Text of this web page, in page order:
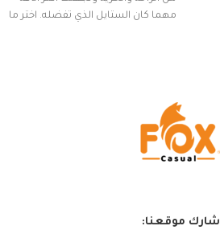
مهما كان الستايل الذي تفضله. اختر ما
شارك موقعنا: